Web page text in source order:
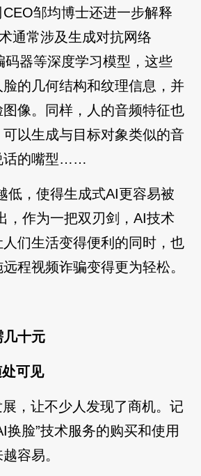
邹均博士还进一步解释
通常涉及生成对抗网络
码器等深度学习模型，这些
的几何结构和纹理信息，并
像。同样，人的音频特征也
以生成与目标对象类似的音
话的嘴型……
低，使得生成式AI更容易被
，作为一把双刃剑，AI技术
们生活变得便利的同时，也
程视频诈骗变得更为轻松。
几十元
可见
，让不少人发现了商机。记
换脸”技术服务的购买和使用
容易。